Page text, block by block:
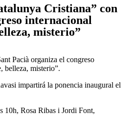
Cristiana” con
internacional
misterio”
Pacià organiza el congreso
belleza, misterio”.
impartirá la ponencia inaugural el
10h, Rosa Ribas i Jordi Font,